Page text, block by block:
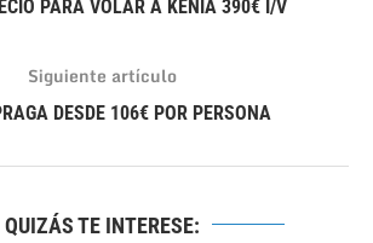
PARA VOLAR A KENIA 390€ I/V
Siguiente artículo
DESDE 106€ POR PERSONA
QUIZÁS TE INTERESE: